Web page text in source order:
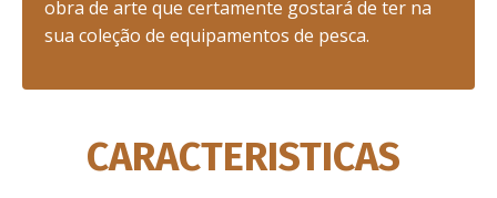
obra de arte que certamente gostará de ter na
sua coleção de equipamentos de pesca.
CARACTERISTICAS